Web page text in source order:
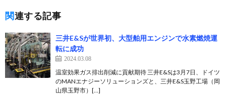
関連する記事
三井E&Sが世界初、大型舶用エンジンで水素燃焼運
転に成功
2024.03.08
温室効果ガス排出削減に貢献期待 三井E&Sは3月7日、ドイツ
のMANエナジーソリューションズと、三井E&S玉野工場（岡
山県玉野市）[…]